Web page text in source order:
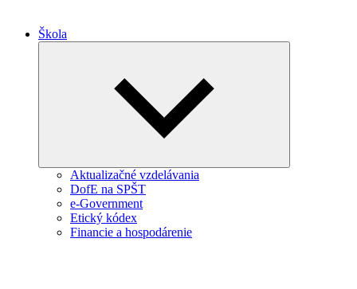
Škola
Aktualizačné vzdelávania
DofE na SPŠT
e-Government
Etický kódex
Financie a hospodárenie